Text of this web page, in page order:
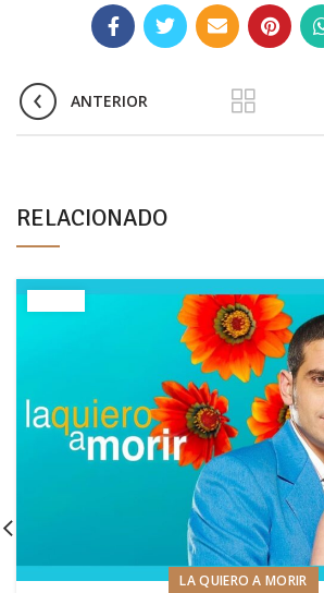
ANTERIOR
RELACIONADO
LA QUIERO A MORIR